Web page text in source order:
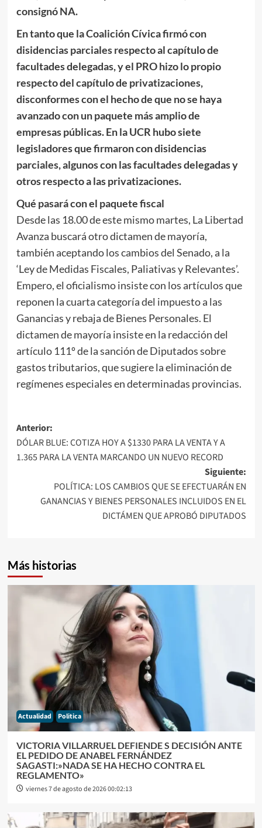
consignó NA.
En tanto que la Coalición Cívica firmó con
disidencias parciales respecto al capítulo de
facultades delegadas, y el PRO hizo lo propio
respecto del capítulo de privatizaciones,
disconformes con el hecho de que no se haya
avanzado con un paquete más amplio de
empresas públicas. En la UCR hubo siete
legisladores que firmaron con disidencias
parciales, algunos con las facultades delegadas y
otros respecto a las privatizaciones.
Qué pasará con el paquete fiscal
Desde las 18.00 de este mismo martes, La Libertad
Avanza buscará otro dictamen de mayoría,
también aceptando los cambios del Senado, a la
‘Ley de Medidas Fiscales, Paliativas y Relevantes’.
Empero, el oficialismo insiste con los artículos que
reponen la cuarta categoría del impuesto a las
Ganancias y rebaja de Bienes Personales. El
dictamen de mayoría insiste en la redacción del
artículo 111º de la sanción de Diputados sobre
gastos tributarios, que sugiere la eliminación de
regímenes especiales en determinadas provincias.
Navegación
de
Anterior:
DÓLAR BLUE: COTIZA HOY A $1330 PARA LA VENTA Y A
1.365 PARA LA VENTA MARCANDO UN NUEVO RECORD
Siguiente:
POLÍTICA: LOS CAMBIOS QUE SE EFECTUARÁN EN
GANANCIAS Y BIENES PERSONALES INCLUIDOS EN EL
DICTÁMEN QUE APROBÓ DIPUTADOS
Más historias
Actualidad Politica
VICTORIA VILLARRUEL DEFIENDE S DECISIÓN ANTE
EL PEDIDO DE ANABEL FERNÁNDEZ
SAGASTI:»NADA SE HA HECHO CONTRA EL
REGLAMENTO»
viernes 7 de agosto de 2026 00:02:13